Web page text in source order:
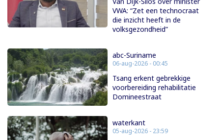
VWA: “Zet een technocraat
die inzicht heeft in de
volksgezondheid”
abc-Suriname
06-aug-2026 - 00:45
Tsang erkent gebrekkige
voorbereiding rehabilitatie
Domineestraat
waterkant
05-aug-2026 - 23:59